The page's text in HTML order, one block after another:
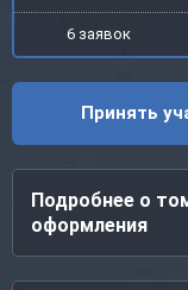
6 заявок
Принять
Подробнее о
оформления